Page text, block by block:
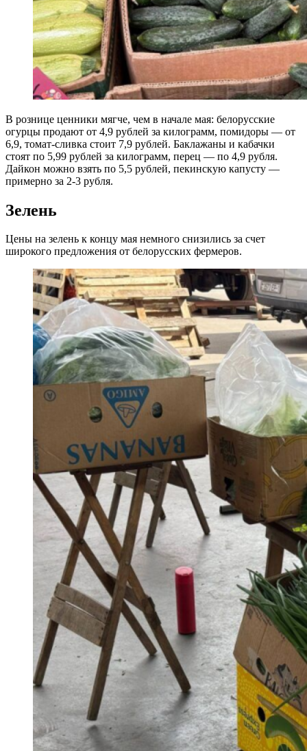
В рознице ценники мягче, чем в начале мая: белорусские
огурцы продают от 4,9 рублей за килограмм, помидоры — от
6,9, томат‑сливка стоит 7,9 рублей. Баклажаны и кабачки
стоят по 5,99 рублей за килограмм, перец — по 4,9 рубля.
Дайкон можно взять по 5,5 рублей, пекинскую капусту —
примерно за 2-3 рубля.
Зелень
Цены на зелень к концу мая немного снизились за счет
широкого предложения от белорусских фермеров.